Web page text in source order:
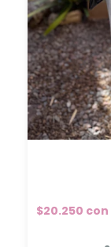
$20.250 con